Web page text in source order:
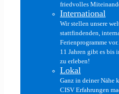
friedvolles
International
Wir stellen unsere
stattfindenden,
Ferienprogramme
11 Jahren gibt es bis
zu erleben!
Lokal
Ganz in deiner Nähe
CISV Erfahrungen